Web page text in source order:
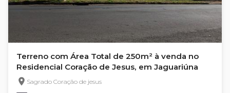
Terreno com Área Total de 250m² à venda no
Residencial Coração de Jesus, em Jaguariúna
Sagrado Coração de jesus